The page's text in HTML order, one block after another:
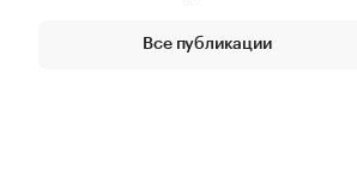
Все публикации